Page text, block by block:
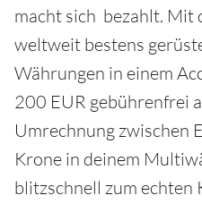
macht sich bezahlt. Mit
weltweit bestens
Währungen in einem
200 EUR gebührenfrei
Umrechnung zwischen
Krone in deinem
blitzschnell zum echten